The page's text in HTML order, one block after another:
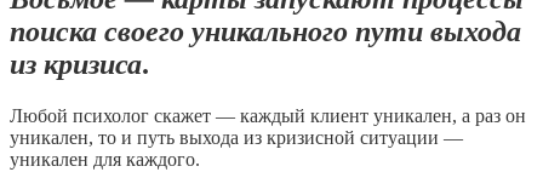
поиска своего уникального пути выхода
из кризиса.
Любой психолог скажет — каждый клиент уникален, а раз он
уникален, то и путь выхода из кризисной ситуации —
уникален для каждого.